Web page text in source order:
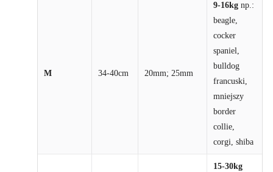
M 34-40cm 20mm; 25mm
9-16kg np.:
beagle,
cocker
spaniel,
bulldog
francuski,
mniejszy
border
collie,
corgi, shiba
15-30kg